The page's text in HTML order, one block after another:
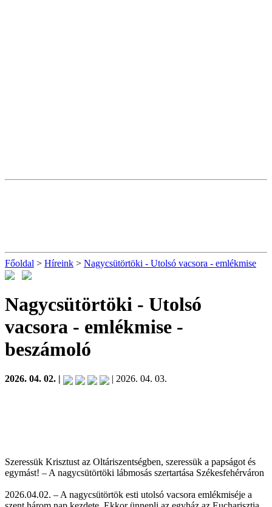
Főoldal > Híreink > Nagycsütörtöki - Utolsó vacsora - emlékmise
Nagycsütörtöki - Utolsó
vacsora - emlékmise -
beszámoló
2026. 04. 02. | | 2026. 04. 03.
Szeressük Krisztust az Oltáriszentségben, szeressük a papságot és
egymást! – A nagycsütörtöki lábmosás szertartása Székesfehérváron
2026.04.02. – A nagycsütörtök esti utolsó vacsora emlékmiséje a